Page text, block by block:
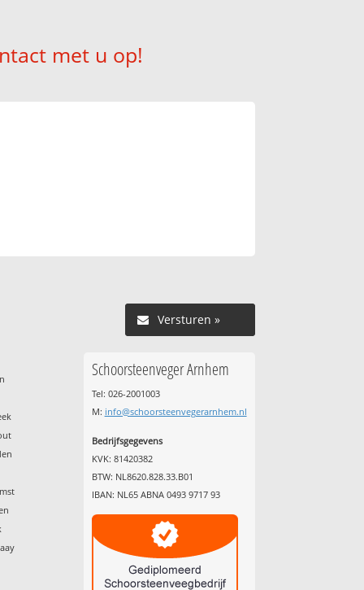
met u op!
Versturen »
Schoorsteenveger Arnhem
Tel: 026-2001003
M: info@schoorsteenvegerarnhem.nl
Bedrijfsgegevens
KVK: 81420382
BTW: NL8620.828.33.B01
IBAN: NL65 ABNA 0493 9717 93